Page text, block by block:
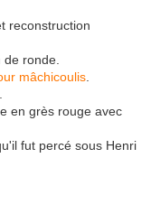
reconstruction
ronde.
mâchicoulis
en grès rouge avec
fut percé sous Henri